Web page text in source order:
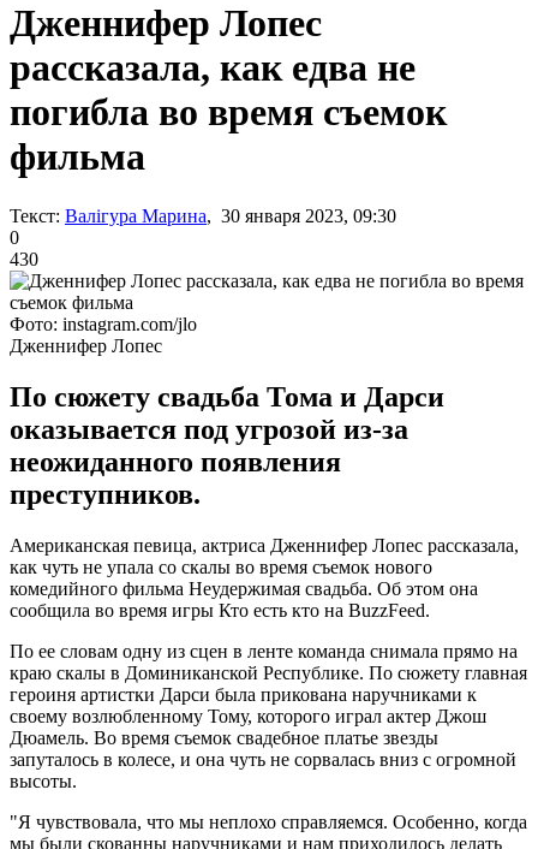
Дженнифер Лопес
рассказала, как едва не
погибла во время съемок
фильма
Текст: Валігура Марина, 30 января 2023, 09:30
0
430
Фото: instagram.com/jlo
Дженнифер Лопес
По сюжету свадьба Тома и Дарси
оказывается под угрозой из-за
неожиданного появления
преступников.
Американская певица, актриса Дженнифер Лопес рассказала,
как чуть не упала со скалы во время съемок нового
комедийного фильма Неудержимая свадьба. Об этом она
сообщила во время игры Кто есть кто на BuzzFeed.
По ее словам одну из сцен в ленте команда снимала прямо на
краю скалы в Доминиканской Республике. По сюжету главная
героиня артистки Дарси была прикована наручниками к
своему возлюбленному Тому, которого играл актер Джош
Дюамель. Во время съемок свадебное платье звезды
запуталось в колесе, и она чуть не сорвалась вниз с огромной
высоты.
"Я чувствовала, что мы неплохо справляемся. Особенно, когда
мы были скованны наручниками и нам приходилось делать